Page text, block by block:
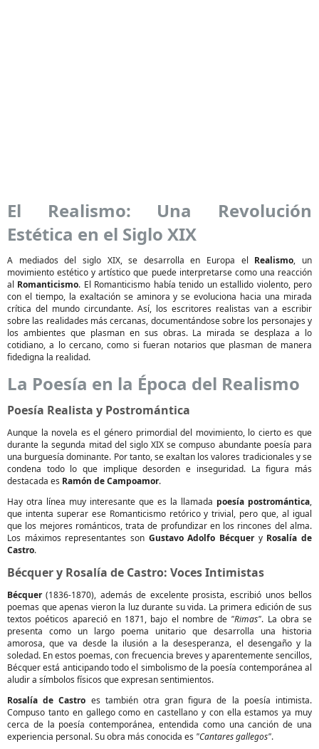
El Realismo: Una Revolución
Estética en el Siglo XIX
A mediados del siglo XIX, se desarrolla en Europa el Realismo, un
movimiento estético y artístico que puede interpretarse como una reacción
al Romanticismo. El Romanticismo había tenido un estallido violento, pero
con el tiempo, la exaltación se aminora y se evoluciona hacia una mirada
crítica del mundo circundante. Así, los escritores realistas van a escribir
sobre las realidades más cercanas, documentándose sobre los personajes y
los ambientes que plasman en sus obras. La mirada se desplaza a lo
cotidiano, a lo cercano, como si fueran notarios que plasman de manera
fidedigna la realidad.
La Poesía en la Época del Realismo
Poesía Realista y Postromántica
Aunque la novela es el género primordial del movimiento, lo cierto es que
durante la segunda mitad del siglo XIX se compuso abundante poesía para
una burguesía dominante. Por tanto, se exaltan los valores tradicionales y se
condena todo lo que implique desorden e inseguridad. La figura más
destacada es Ramón de Campoamor.
Hay otra línea muy interesante que es la llamada poesía postromántica,
que intenta superar ese Romanticismo retórico y trivial, pero que, al igual
que los mejores románticos, trata de profundizar en los rincones del alma.
Los máximos representantes son Gustavo Adolfo Bécquery Rosalía de
Castro.
Bécquer y Rosalía de Castro: Voces Intimistas
Bécquer(1836-1870), además de excelente prosista, escribió unos bellos
poemas que apenas vieron la luz durante su vida. La primera edición de sus
textos poéticos apareció en 1871, bajo el nombre de "Rimas". La obra se
presenta como un largo poema unitario que desarrolla una historia
amorosa, que va desde la ilusión a la desesperanza, el desengaño y la
soledad. En estos poemas, con frecuencia breves y aparentemente sencillos,
Bécquer está anticipando todo el simbolismo de la poesía contemporánea al
aludir a símbolos físicos que expresan sentimientos.
Rosalía de Castro es también otra gran figura de la poesía intimista.
Compuso tanto en gallego como en castellano y con ella estamos ya muy
cerca de la poesía contemporánea, entendida como una canción de una
experiencia personal. Su obra más conocida es "Cantares gallegos".